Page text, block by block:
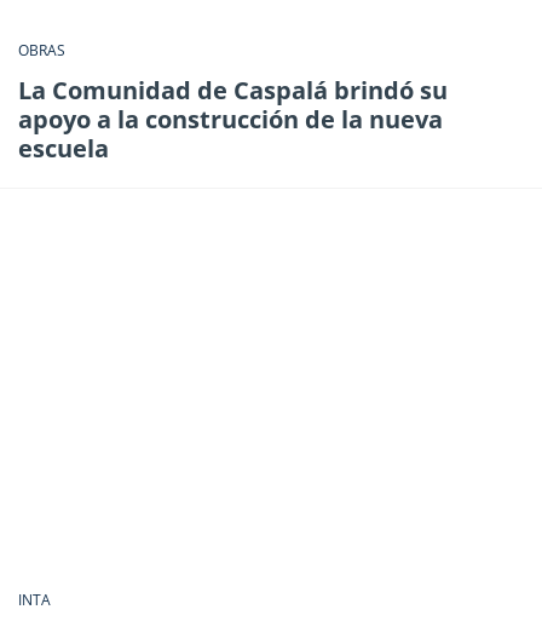
OBRAS
La Comunidad de Caspalá brindó su
apoyo a la construcción de la nueva
escuela
INTA